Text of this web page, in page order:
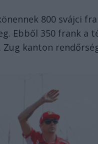
800 svájci
Ebből 350 frank a
kanton